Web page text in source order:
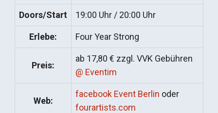
Doors/Start 19:00 Uhr / 20:00 Uhr
Erlebe: Four Year Strong
Preis:
ab 17,80 € zzgl. VVK Gebühren
@ Eventim
Web:
facebook Event Berlin oder
fourartists.com